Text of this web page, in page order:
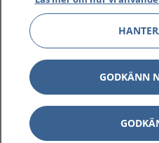
Om 1177
Behandling av
GODKÄNN